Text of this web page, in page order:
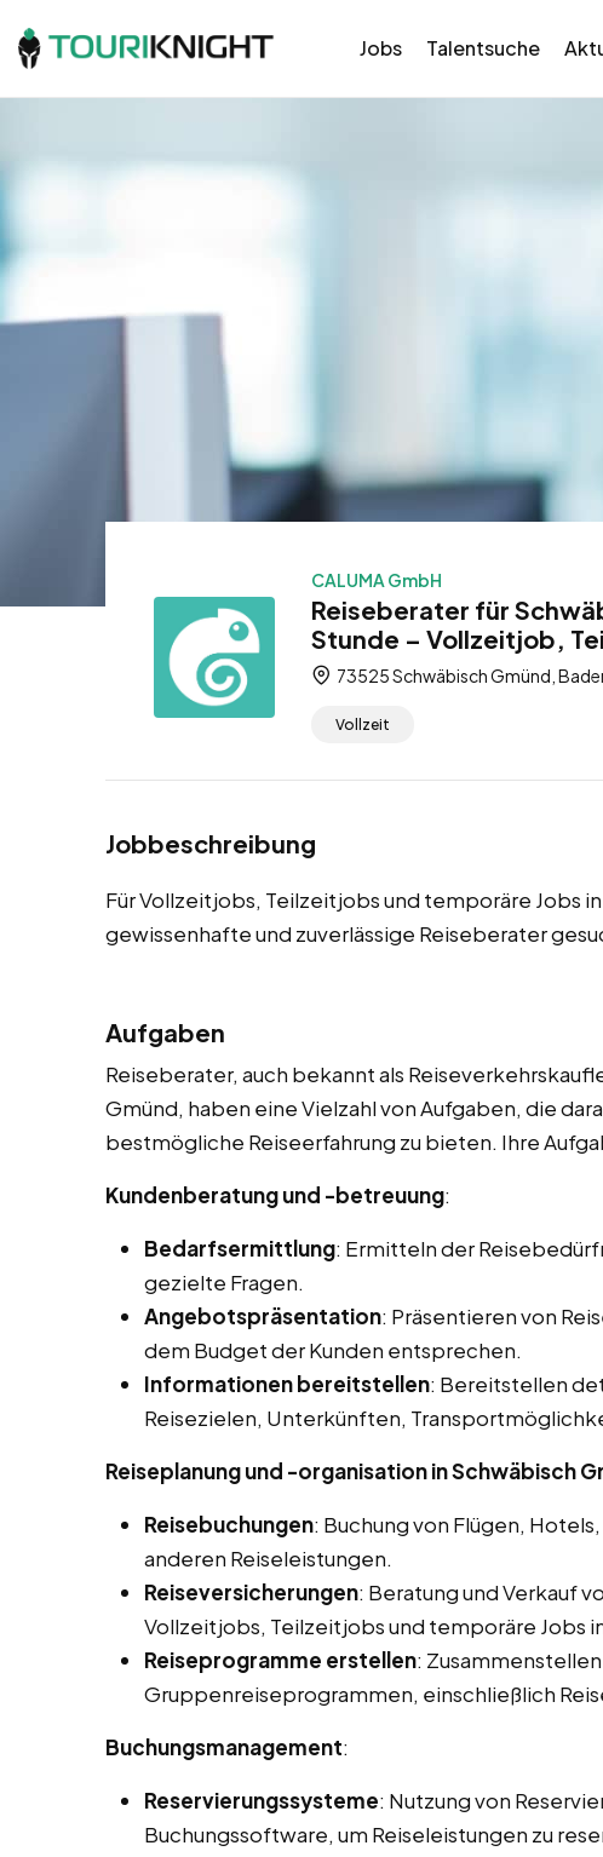
Jobs Talentsuche
CALUMA GmbH
Reiseberater für
Stunde – Vollzeitjob,
73525 Schwäbisch Gmünd,
Vollzeit
Jobbeschreibung
Für Vollzeitjobs, Teilzeitjobs und temporäre Jobs
gewissenhafte und zuverlässige Reiseberater
Aufgaben
Reiseberater, auch bekannt als
Gmünd, haben eine Vielzahl von Aufgaben, die
bestmögliche Reiseerfahrung zu bieten. Ihre
Kundenberatung und -betreuung:
Bedarfsermittlung: Ermitteln der
gezielte Fragen.
Angebotspräsentation: Präsentieren von
dem Budget der Kunden entsprechen.
Informationen bereitstellen: Bereitstellen
Reisezielen, Unterkünften,
Reiseplanung und -organisation in Schwäbisch
Reisebuchungen: Buchung von Flügen,
anderen Reiseleistungen.
Reiseversicherungen: Beratung und Verkauf
Vollzeitjobs, Teilzeitjobs und temporäre Jobs
Reiseprogramme erstellen:
Gruppenreiseprogrammen, einschließlich
Buchungsmanagement:
Reservierungssysteme: Nutzung von
Buchungssoftware, um Reiseleistungen zu